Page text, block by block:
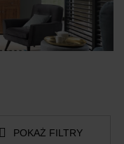
POKAŻ FILTRY